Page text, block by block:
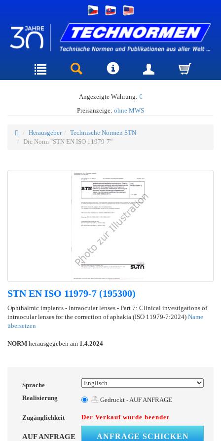
Angezeigte Währung: €
Preisanzeige: ohne MWS
Herausgeber
Technische Normen STN
Die Norm "STN EN ISO 11979-7"
STN EN ISO 11979-7 (195300)
Ophthalmic implants - Intraocular lenses - Part 7: Clinical investigations of
intraocular lenses for the correction of aphakia (ISO 11979-7:2024) Name
übersetzen
NORM herausgegeben am 1.4.2024
Sprache
Realisierung
Gedruckt - AUF ANFRAGE
Zugänglichkeit Der Verkauf wurde beendet
AUF ANFRAGE ANFRAGE SCHICKEN